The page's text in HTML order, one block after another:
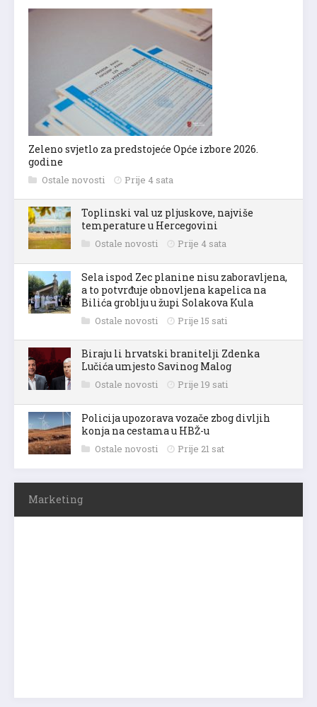
Zeleno svjetlo za predstojeće Opće izbore 2026.
godine
Ostale novosti Prije 4 sata
Toplinski val uz pljuskove, najviše
temperature u Hercegovini
Ostale novosti Prije 4 sata
Sela ispod Zec planine nisu zaboravljena,
a to potvrđuje obnovljena kapelica na
Bilića groblju u župi Solakova Kula
Ostale novosti Prije 15 sati
Biraju li hrvatski branitelji Zdenka
Lučića umjesto Savinog Malog
Ostale novosti Prije 19 sati
Policija upozorava vozače zbog divljih
konja na cestama u HBŽ-u
Ostale novosti Prije 21 sat
Marketing